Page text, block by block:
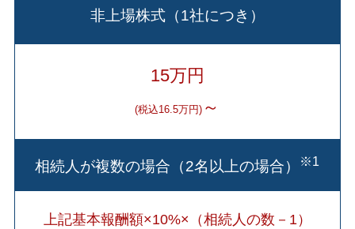
非上場株式（1社につき）
15万円
(税込16.5万円) ～
相続人が複数の場合（2名以上の場合） ※1
上記基本報酬額×10%×（相続人の数－1）